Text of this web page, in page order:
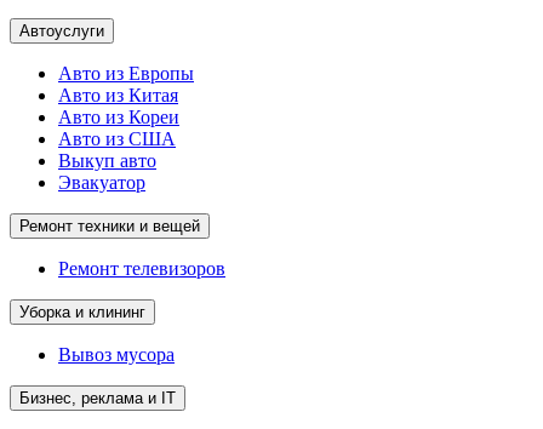
Автоуслуги
Авто из Европы
Авто из Китая
Авто из Кореи
Авто из США
Выкуп авто
Эвакуатор
Ремонт техники и вещей
Ремонт телевизоров
Уборка и клининг
Вывоз мусора
Бизнес, реклама и IT